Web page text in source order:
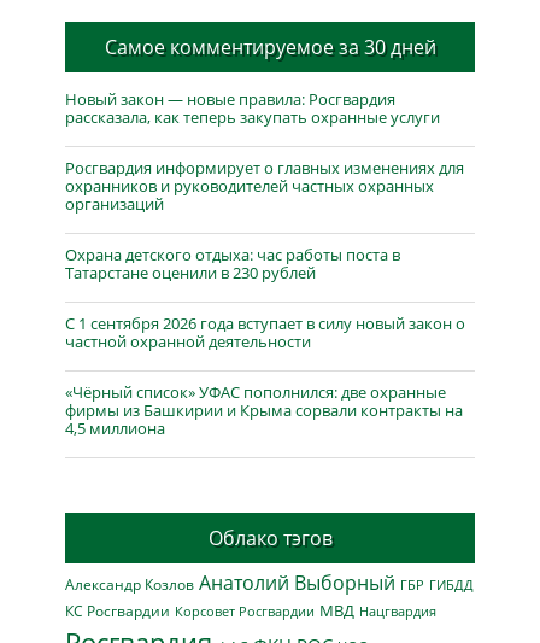
Самое комментируемое за 30 дней
Новый закон — новые правила: Росгвардия
рассказала, как теперь закупать охранные услуги
Росгвардия информирует о главных изменениях для
охранников и руководителей частных охранных
организаций
Охрана детского отдыха: час работы поста в
Татарстане оценили в 230 рублей
С 1 сентября 2026 года вступает в силу новый закон о
частной охранной деятельности
«Чёрный список» УФАС пополнился: две охранные
фирмы из Башкирии и Крыма сорвали контракты на
4,5 миллиона
Облако тэгов
Александр Козлов Анатолий Выборный ГБР ГИБДД
КС Росгвардии Корсовет Росгвардии МВД Нацгвардия